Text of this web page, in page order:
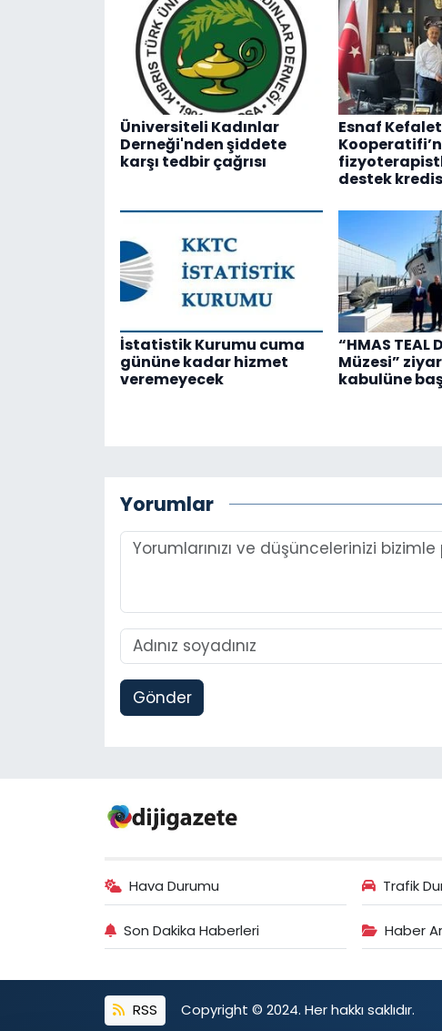
Üniversiteli Kadınlar
Derneği'nden şiddete
karşı tedbir çağrısı
Esnaf Kefalet
destek
İstatistik Kurumu cuma
gününe kadar hizmet
veremeyecek
“HMAS TEAL
Müzesi”
kabulüne
Yorumlar
Gönder
Hava Durumu Trafik
Son Dakika Haberleri Haber
RSS Copyright © 2024. Her hakkı saklıdır.